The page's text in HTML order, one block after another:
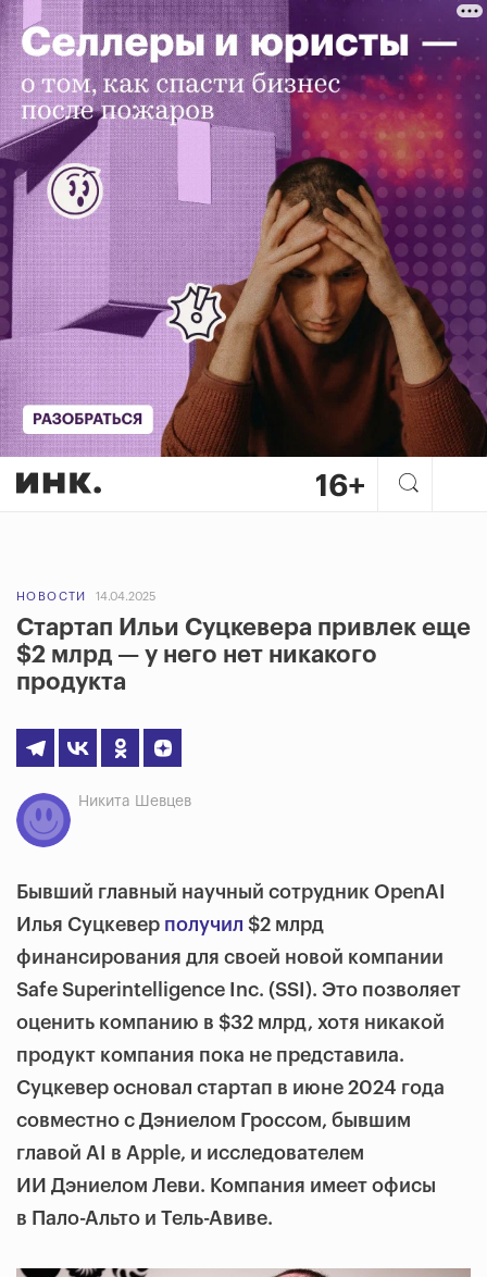
НОВОСТИ 14.04.2025
Стартап Ильи Суцкевера привлек еще
$2 млрд — у него нет никакого
продукта
Никита Шевцев
Бывший главный научный сотрудник OpenAI
Илья Суцкевер получил $2 млрд
финансирования для своей новой компании
Safe Superintelligence Inc. (SSI). Это позволяет
оценить компанию в $32 млрд, хотя никакой
продукт компания пока не представила.
Суцкевер основал стартап в июне 2024 года
совместно с Дэниелом Гроссом, бывшим
главой AI в Apple, и исследователем
ИИ Дэниелом Леви. Компания имеет офисы
в Пало-Альто и Тель-Авиве.